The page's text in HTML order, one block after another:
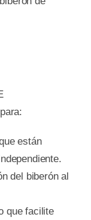
están
del biberón al
que facilite